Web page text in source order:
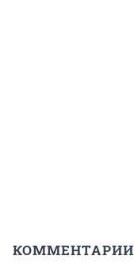
КОММЕНТАРИИ